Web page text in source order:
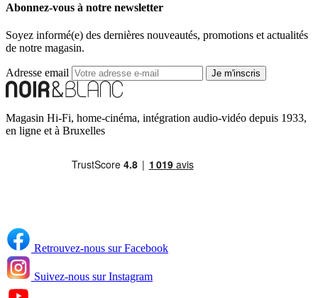
Abonnez-vous à notre newsletter
Soyez informé(e) des dernières nouveautés, promotions et actualités
de notre magasin.
Adresse email Je m'inscris
Magasin Hi-Fi, home-cinéma, intégration audio-vidéo depuis 1933,
en ligne et à Bruxelles
Retrouvez-nous sur Facebook
Suivez-nous sur Instagram